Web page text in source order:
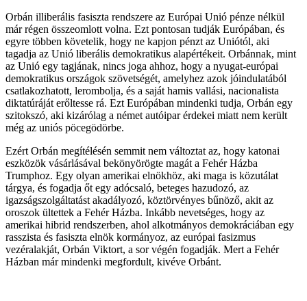
Orbán illiberális fasiszta rendszere az Európai Unió pénze nélkül
már régen összeomlott volna. Ezt pontosan tudják Európában, és
egyre többen követelik, hogy ne kapjon pénzt az Uniótól, aki
tagadja az Unió liberális demokratikus alapértékeit. Orbánnak, mint
az Unió egy tagjának, nincs joga ahhoz, hogy a nyugat-európai
demokratikus országok szövetségét, amelyhez azok jóindulatából
csatlakozhatott, lerombolja, és a saját hamis vallási, nacionalista
diktatúráját erőltesse rá. Ezt Európában mindenki tudja, Orbán egy
szitokszó, aki kizárólag a német autóipar érdekei miatt nem került
még az uniós pöcegödörbe.
Ezért Orbán megítélésén semmit nem változtat az, hogy katonai
eszközök vásárlásával bekönyörögte magát a Fehér Házba
Trumphoz. Egy olyan amerikai elnökhöz, aki maga is közutálat
tárgya, és fogadja őt egy adócsaló, beteges hazudozó, az
igazságszolgáltatást akadályozó, köztörvényes bűnöző, akit az
oroszok ültettek a Fehér Házba. Inkább nevetséges, hogy az
amerikai hibrid rendszerben, ahol alkotmányos demokráciában egy
rasszista és fasiszta elnök kormányoz, az európai fasizmus
vezéralakját, Orbán Viktort, a sor végén fogadják. Mert a Fehér
Házban már mindenki megfordult, kivéve Orbánt.